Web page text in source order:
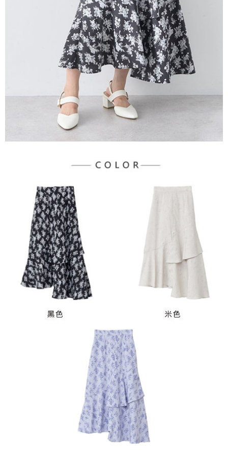
１．透過由恩沛科技股份有限公司提供之「AFTEE先享後付」服務完成之交
易，需依本服務之必要範圍內提供個人資料，並將交易相關給付款項請求債
權轉讓予恩沛科技股份有限公司。
２．關於個人資料處理事宜，請瀏覽以下網址：
https://aftee.tw/terms/#terms3
３．未成年的使用者請事先徵得法定代理人或監護人之同意方可使用
「AFTEE先享後付」，若未經同意申辦者引起之損失，本公司不負相關責
４．使用「AFTEE先享後付」時，將依據個別帳號之用戶狀況，依本公司即
時審查核予不同之上限額度；若仍有額度不足之情形，本公司將視審查結果
請求用戶進行身份認證。
５．嚴禁一人註冊多個帳號或使用他人資訊註冊。若發現惡意使用之情形，
恩沛科技股份有限公司將有權停止該用戶之使用額度並採取法律行動。
每筆NT$60，滿NT$888(含以上)免運費
每筆NT$60，滿NT$888(含以上)免運費
每筆NT$90，滿NT$888(含以上)免運費